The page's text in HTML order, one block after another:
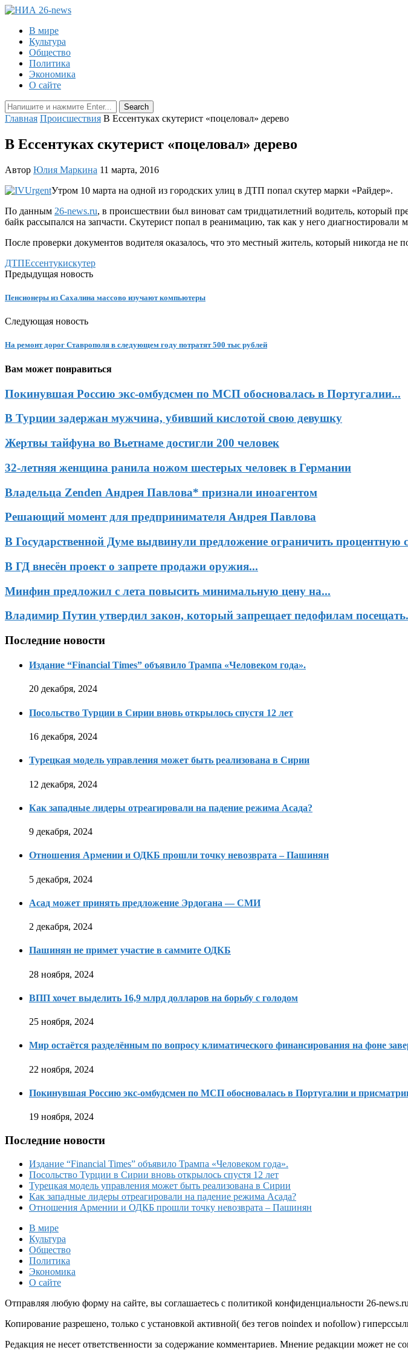
В мире
Культура
Общество
Политика
Экономика
О сайте
Главная Происшествия В Ессентуках скутерист «поцеловал» дерево
В Ессентуках скутерист «поцеловал» дерево
Автор Юлия Маркина 11 марта, 2016
Утром 10 марта на одной из городских улиц в ДТП попал скутер марки «Райдер».
По данным 26-news.ru, в происшествии был виноват сам тридцатилетний водитель, который
байк рассыпался на запчасти. Скутерист попал в реанимацию, так как у него
После проверки документов водителя оказалось, что это местный житель, который никогда не
ДТПЕссентукискутер
Предыдущая новость
Пенсионеры из Сахалина массово изучают компьютеры
Следующая новость
На ремонт дорог Ставрополя в следующем году потратят 500 тыс рублей
Вам может понравиться
Покинувшая Россию экс-омбудсмен по МСП обосновалась в Португалии...
В Турции задержан мужчина, убивший кислотой свою девушку
Жертвы тайфуна во Вьетнаме достигли 200 человек
32-летняя женщина ранила ножом шестерых человек в Германии
Владельца Zenden Андрея Павлова* признали иноагентом
Решающий момент для предпринимателя Андрея Павлова
В Государственной Думе выдвинули предложение ограничить процентную
В ГД внесён проект о запрете продажи оружия...
Минфин предложил с лета повысить минимальную цену на...
Владимир Путин утвердил закон, который запрещает педофилам
Последние новости
Издание “Financial Times” объявило Трампа «Человеком года».
20 декабря, 2024
Посольство Турции в Сирии вновь открылось спустя 12 лет
16 декабря, 2024
Турецкая модель управления может быть реализована в Сирии
12 декабря, 2024
Как западные лидеры отреагировали на падение режима Асада?
9 декабря, 2024
Отношения Армении и ОДКБ прошли точку невозврата – Пашинян
5 декабря, 2024
Асад может принять предложение Эрдогана — СМИ
2 декабря, 2024
Пашинян не примет участие в саммите ОДКБ
28 ноября, 2024
ВПП хочет выделить 16,9 млрд долларов на борьбу с голодом
25 ноября, 2024
Мир остаётся разделённым по вопросу климатического финансирования на фоне
22 ноября, 2024
Покинувшая Россию экс-омбудсмен по МСП обосновалась в Португалии и
19 ноября, 2024
Последние новости
Издание “Financial Times” объявило Трампа «Человеком года».
Посольство Турции в Сирии вновь открылось спустя 12 лет
Турецкая модель управления может быть реализована в Сирии
Как западные лидеры отреагировали на падение режима Асада?
Отношения Армении и ОДКБ прошли точку невозврата – Пашинян
В мире
Культура
Общество
Политика
Экономика
О сайте
Отправляя любую форму на сайте, вы соглашаетесь с политикой конфиденциальности 26-
Копирование разрешено, только с установкой активной( без тегов noindex и nofollow)
Редакция не несет ответственности за содержание комментариев. Мнение редакции может не